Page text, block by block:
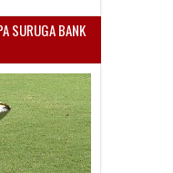
SURUGA BANK